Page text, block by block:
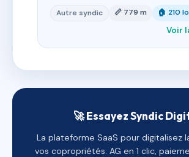
Autre syndic 📏 779 m 🏠 210
Voir
🚀 Essayez Syndic
La plateforme SaaS pour digitalisez
vos copropriétés. AG en 1 clic,